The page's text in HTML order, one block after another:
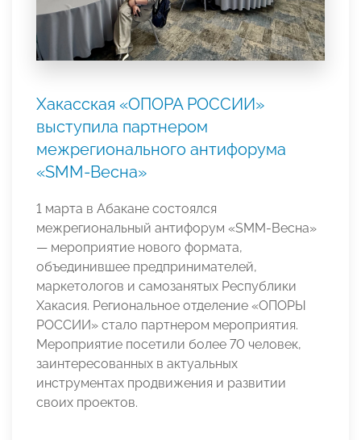
Хакасская «ОПОРА РОССИИ»
выступила партнером
межрегионального антифорума
«SMM-Весна»
1 марта в Абакане состоялся
межрегиональный антифорум «SMM-Весна»
— мероприятие нового формата,
объединившее предпринимателей,
маркетологов и самозанятых Республики
Хакасия. Региональное отделение «ОПОРЫ
РОССИИ» стало партнером мероприятия.
Мероприятие посетили более 70 человек,
заинтересованных в актуальных
инструментах продвижения и развитии
своих проектов.